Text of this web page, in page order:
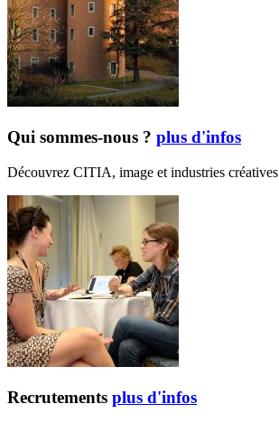
Qui sommes-nous ? plus d'infos
Découvrez CITIA, image et industries créatives
Recrutements plus d'infos